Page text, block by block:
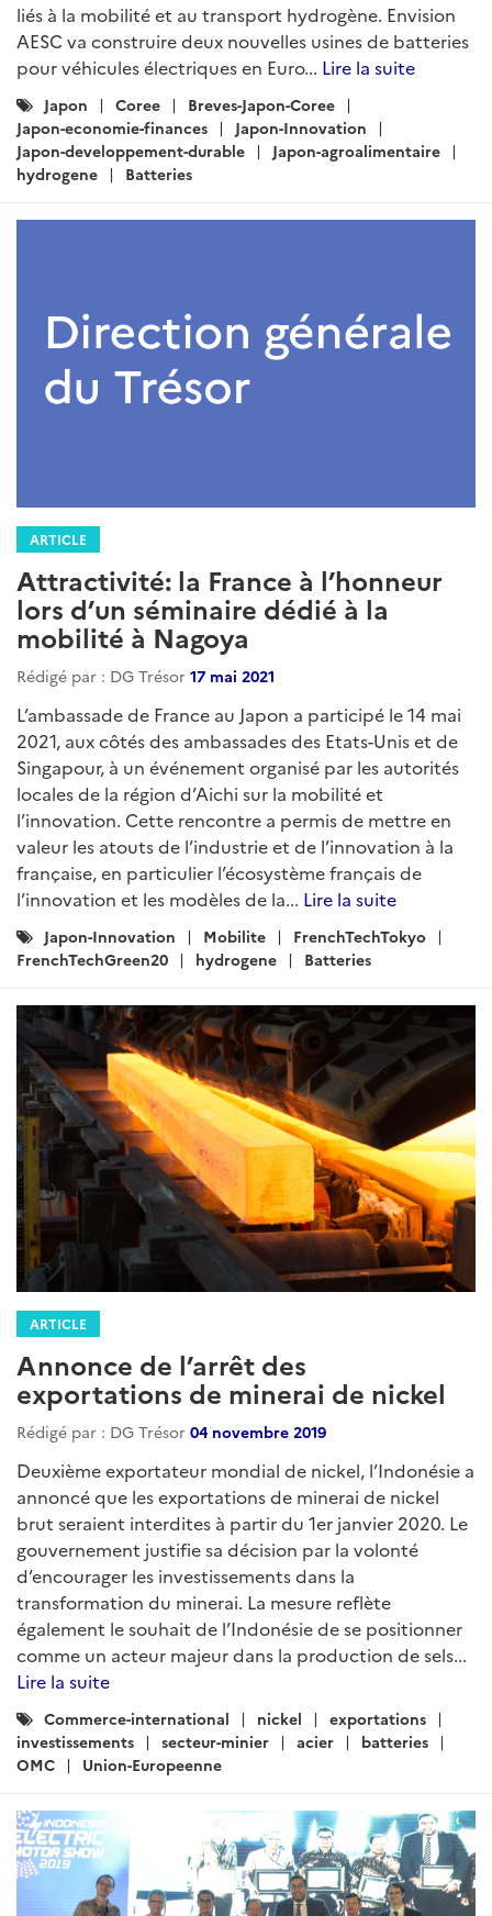
liés à la mobilité et au transport hydrogène. Envision
AESC va construire deux nouvelles usines de batteries
pour véhicules électriques en Euro... Lire la suite
Catégories
:
Japon Coree
Breves-Japon-Coree
Japon-economie-finances
Japon-Innovation
Japon-developpement-durable
Japon-agroalimentaire
hydrogene
Batteries
ARTICLE
Attractivité: la France à l’honneur
lors d’un séminaire dédié à la
mobilité à Nagoya
Rédigé par : DG Trésor 17 mai 2021
L’ambassade de France au Japon a participé le 14 mai
2021, aux côtés des ambassades des Etats-Unis et de
Singapour, à un événement organisé par les autorités
locales de la région d’Aichi sur la mobilité et
l’innovation. Cette rencontre a permis de mettre en
valeur les atouts de l’industrie et de l’innovation à la
française, en particulier l’écosystème français de
l’innovation et les modèles de la... Lire la suite
Catégories
:
Japon-Innovation Mobilite
FrenchTechTokyo
FrenchTechGreen20
hydrogene Batteries
ARTICLE
Annonce de l’arrêt des
exportations de minerai de nickel
Rédigé par : DG Trésor 04 novembre 2019
Deuxième exportateur mondial de nickel, l’Indonésie a
annoncé que les exportations de minerai de nickel
brut seraient interdites à partir du 1er janvier 2020. Le
gouvernement justifie sa décision par la volonté
d’encourager les investissements dans la
transformation du minerai. La mesure reflète
également le souhait de l’Indonésie de se positionner
comme un acteur majeur dans la production de sels...
Lire la suite
Catégories
:
Commerce-international nickel
exportations
investissements
secteur-minier acier
batteries
OMC
Union-Europeenne